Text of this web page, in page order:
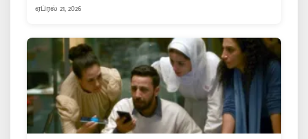
ஏப்ரல் 21, 2026